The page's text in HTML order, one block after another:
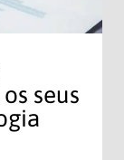
seus